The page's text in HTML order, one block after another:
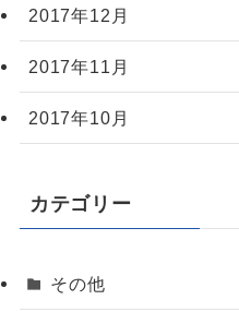
2017年12月
2017年11月
2017年10月
カテゴリー
その他